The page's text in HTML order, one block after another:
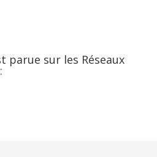
parue sur les Réseaux